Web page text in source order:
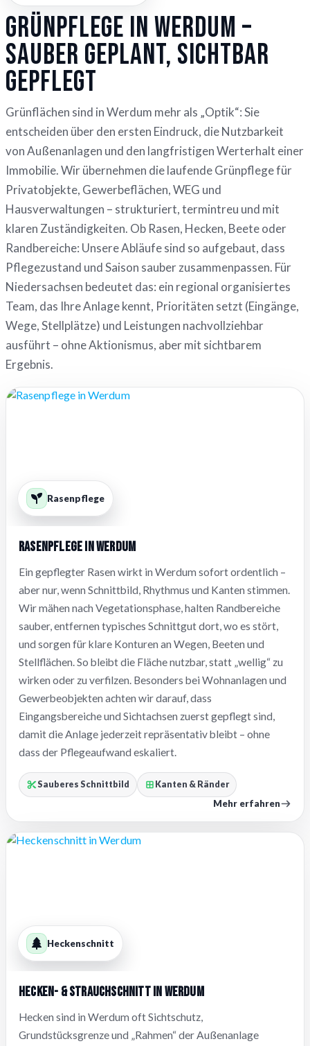
Grünpflege in Werdum –
sauber geplant, sichtbar
gepflegt
Grünflächen sind in Werdum mehr als „Optik“: Sie
entscheiden über den ersten Eindruck, die Nutzbarkeit
von Außenanlagen und den langfristigen Werterhalt einer
Immobilie. Wir übernehmen die laufende Grünpflege für
Privatobjekte, Gewerbeflächen, WEG und
Hausverwaltungen – strukturiert, termintreu und mit
klaren Zuständigkeiten. Ob Rasen, Hecken, Beete oder
Randbereiche: Unsere Abläufe sind so aufgebaut, dass
Pflegezustand und Saison sauber zusammenpassen. Für
Niedersachsen bedeutet das: ein regional organisiertes
Team, das Ihre Anlage kennt, Prioritäten setzt (Eingänge,
Wege, Stellplätze) und Leistungen nachvollziehbar
ausführt – ohne Aktionismus, aber mit sichtbarem
Ergebnis.
Rasenpflege
Rasenpflege in Werdum
Ein gepflegter Rasen wirkt in Werdum sofort ordentlich –
aber nur, wenn Schnittbild, Rhythmus und Kanten stimmen.
Wir mähen nach Vegetationsphase, halten Randbereiche
sauber, entfernen typisches Schnittgut dort, wo es stört,
und sorgen für klare Konturen an Wegen, Beeten und
Stellflächen. So bleibt die Fläche nutzbar, statt „wellig“ zu
wirken oder zu verfilzen. Besonders bei Wohnanlagen und
Gewerbeobjekten achten wir darauf, dass
Eingangsbereiche und Sichtachsen zuerst gepflegt sind,
damit die Anlage jederzeit repräsentativ bleibt – ohne
dass der Pflegeaufwand eskaliert.
Sauberes Schnittbild Kanten & Ränder
Mehr erfahren
Heckenschnitt
Hecken- & Strauchschnitt in Werdum
Hecken sind in Werdum oft Sichtschutz,
Grundstücksgrenze und „Rahmen“ der Außenanlage